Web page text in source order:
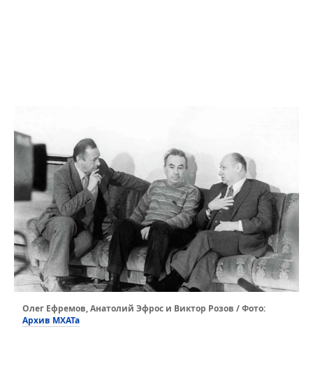
Олег Ефремов, Анатолий Эфрос и Виктор Розов / Фото:
Архив МХАТа